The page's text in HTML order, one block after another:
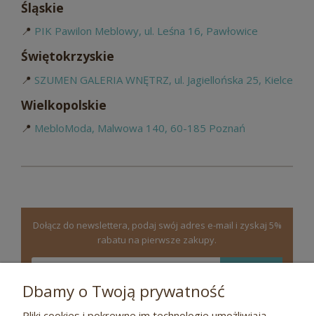
Śląskie
📍 PIK Pawilon Meblowy, ul. Leśna 16, Pawłowice
Świętokrzyskie
📍 SZUMEN GALERIA WNĘTRZ, ul. Jagiellońska 25, Kielce
Wielkopolskie
📍 MebloModa, Malwowa 140, 60-185 Poznań
Dołącz do newslettera, podaj swój adres e-mail i zyskaj 5%
rabatu na pierwsze zakupy.
Dbamy o Twoją prywatność